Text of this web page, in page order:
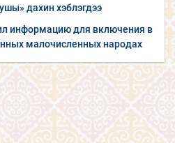
дахин хэблэгдээ
информацию для включения в
малочисленных народах